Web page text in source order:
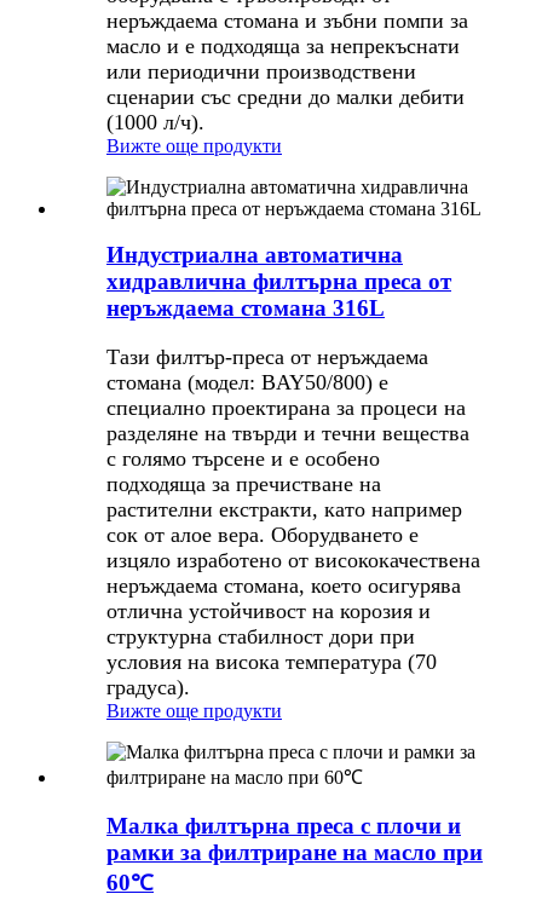
неръждаема стомана и зъбни помпи за
масло и е подходяща за непрекъснати
или периодични производствени
сценарии със средни до малки дебити
(1000 л/ч).
Вижте още продукти
Индустриална автоматична
хидравлична филтърна преса от
неръждаема стомана 316L
Тази филтър-преса от неръждаема
стомана (модел: BAY50/800) е
специално проектирана за процеси на
разделяне на твърди и течни вещества
с голямо търсене и е особено
подходяща за пречистване на
растителни екстракти, като например
сок от алое вера. Оборудването е
изцяло изработено от висококачествена
неръждаема стомана, което осигурява
отлична устойчивост на корозия и
структурна стабилност дори при
условия на висока температура (70
градуса).
Вижте още продукти
Малка филтърна преса с плочи и
рамки за филтриране на масло при
60℃